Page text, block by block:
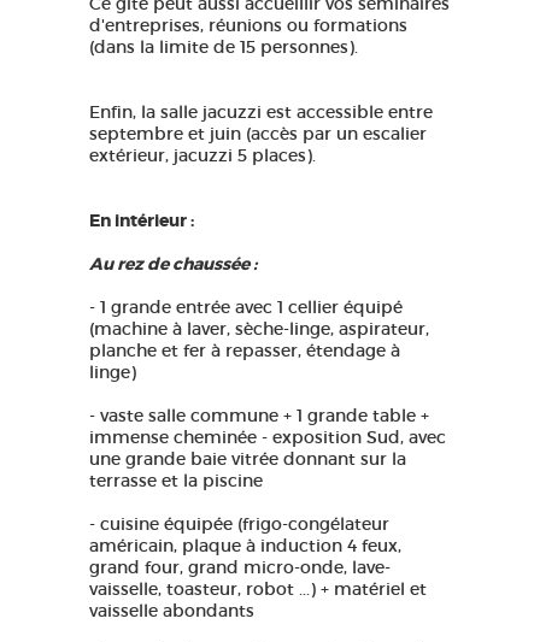
d'entreprises, réunions ou formations
(dans la limite de 15 personnes).
Enfin, la salle jacuzzi est accessible entre
septembre et juin (accès par un escalier
extérieur, jacuzzi 5 places).
En intérieur :
Au rez de chaussée :
- 1 grande entrée avec 1 cellier équipé
(machine à laver, sèche-linge, aspirateur,
planche et fer à repasser, étendage à
linge)
- vaste salle commune + 1 grande table +
immense cheminée - exposition Sud, avec
une grande baie vitrée donnant sur la
terrasse et la piscine
- cuisine équipée (frigo-congélateur
américain, plaque à induction 4 feux,
grand four, grand micro-onde, lave-
vaisselle, toasteur, robot ...) + matériel et
vaisselle abondants